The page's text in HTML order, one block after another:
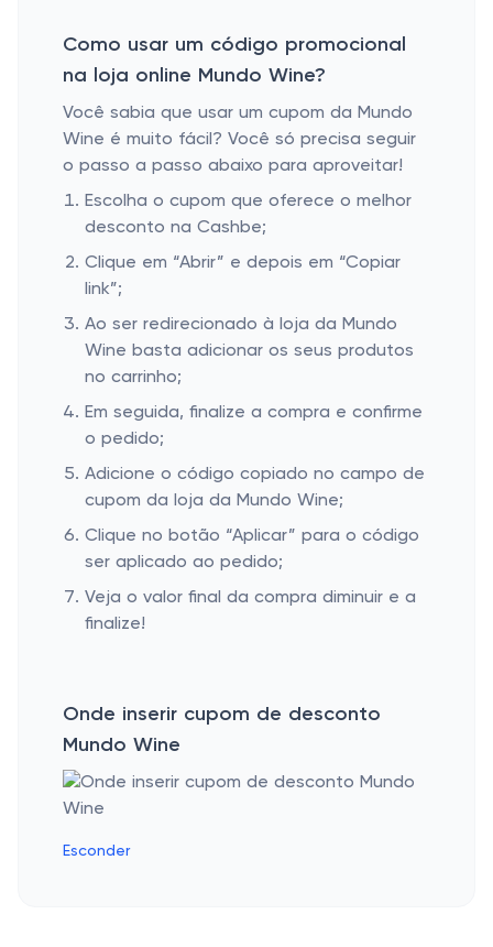
Como usar um código promocional
na loja online Mundo Wine?
Você sabia que usar um cupom da Mundo
Wine é muito fácil? Você só precisa seguir
o passo a passo abaixo para aproveitar!
Escolha o cupom que oferece o melhor
desconto na Cashbe;
Clique em “Abrir” e depois em “Copiar
link”;
Ao ser redirecionado à loja da Mundo
Wine basta adicionar os seus produtos
no carrinho;
Em seguida, finalize a compra e confirme
o pedido;
Adicione o código copiado no campo de
cupom da loja da Mundo Wine;
Clique no botão “Aplicar” para o código
ser aplicado ao pedido;
Veja o valor final da compra diminuir e a
finalize!
Onde inserir cupom de desconto
Mundo Wine
Esconder